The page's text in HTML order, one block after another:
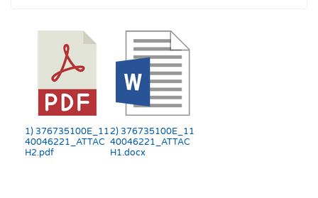
1) 376735100E_11
40046221_ATTAC
H2.pdf
2) 376735100E_11
40046221_ATTAC
H1.docx